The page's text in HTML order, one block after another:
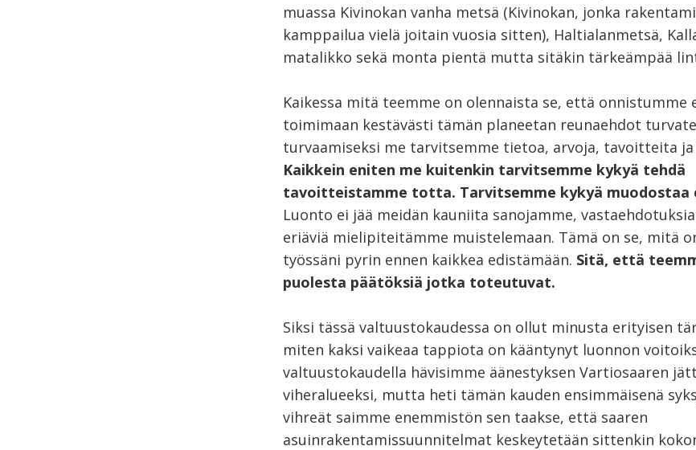
muassa Kivinokan vanha metsä (Kivinokan, jonka
kamppailua vielä joitain vuosia sitten), Haltialanmetsä,
matalikko sekä monta pientä mutta sitäkin tärkeämpää
Kaikessa mitä teemme on olennaista se, että onnistumme
toimimaan kestävästi tämän planeetan reunaehdot
turvaamiseksi me tarvitsemme tietoa, arvoja, tavoitteita ja
Kaikkein eniten me kuitenkin tarvitsemme kykyä tehdä
tavoitteistamme totta. Tarvitsemme kykyä muodostaa
Luonto ei jää meidän kauniita sanojamme,
eriäviä mielipiteitämme muistelemaan. Tämä on se, mitä
työssäni pyrin ennen kaikkea edistämään. Sitä, että
puolesta päätöksiä jotka toteutuvat.
Siksi tässä valtuustokaudessa on ollut minusta erityisen
miten kaksi vaikeaa tappiota on kääntynyt luonnon
valtuustokaudella hävisimme äänestyksen Vartiosaaren
viheralueeksi, mutta heti tämän kauden ensimmäisenä
vihreät saimme enemmistön sen taakse, että saaren
asuinrakentamissuunnitelmat keskeytetään sittenkin